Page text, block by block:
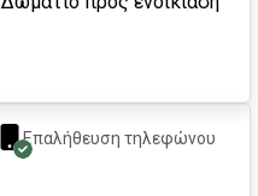
Επαλήθευση τηλεφώνου